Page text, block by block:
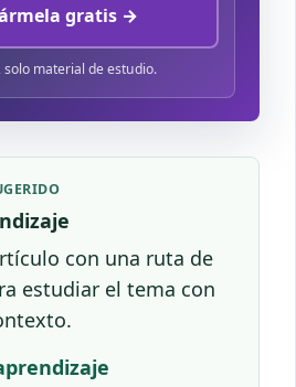
gratis →
solo material de estudio.
con una ruta de
estudiar el tema con